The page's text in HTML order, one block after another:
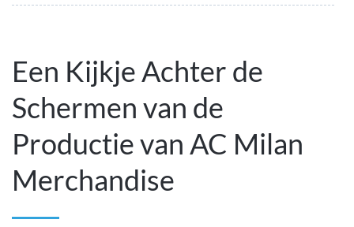
Een Kijkje Achter de
Schermen van de
Productie van AC Milan
Merchandise